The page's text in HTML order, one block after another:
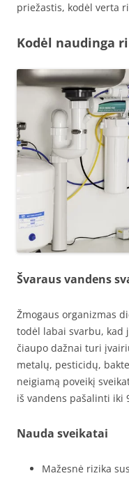
priežastis, kodėl verta
Kodėl naudinga
Švaraus vandens
Žmogaus organizmas
todėl labai svarbu, kad
čiaupo dažnai turi
metalų, pesticidų,
neigiamą poveikį
iš vandens pašalinti iki
Nauda sveikatai
Mažesnė rizika